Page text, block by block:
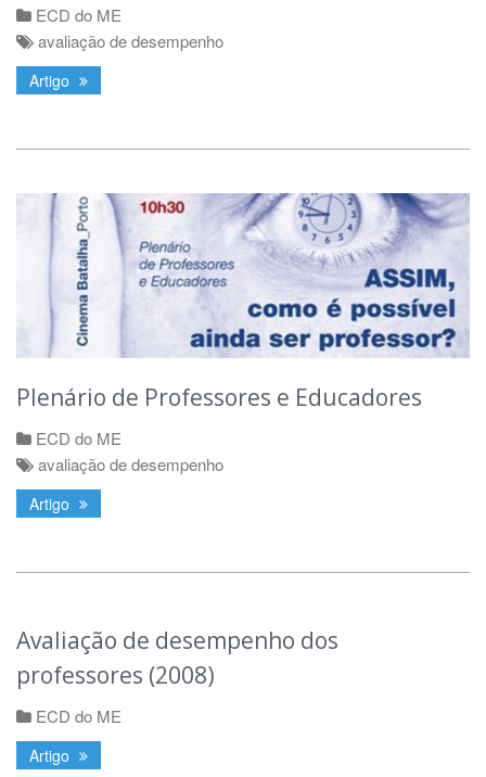
ECD do ME
avaliação de desempenho
Artigo
Plenário de Professores e Educadores
ECD do ME
avaliação de desempenho
Artigo
Avaliação de desempenho dos
professores (2008)
ECD do ME
Artigo